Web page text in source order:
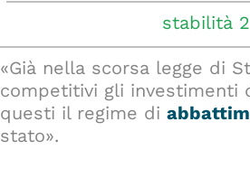
stabilità
«Già nella scorsa legge di
competitivi gli investimenti
questi il regime di
stato».